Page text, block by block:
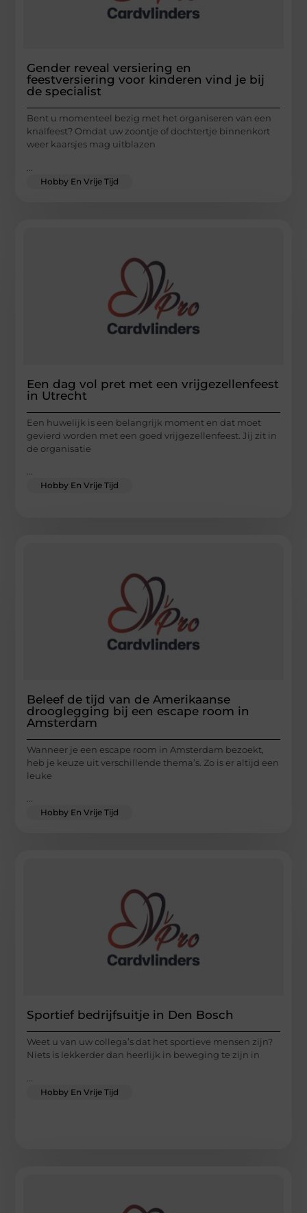
Gender reveal versiering en
feestversiering voor kinderen vind je bij
de specialist
Bent u momenteel bezig met het organiseren van een
knalfeest? Omdat uw zoontje of dochtertje binnenkort
weer kaarsjes mag uitblazen
Hobby En Vrije Tijd
Een dag vol pret met een vrijgezellenfeest
in Utrecht
Een huwelijk is een belangrijk moment en dat moet
gevierd worden met een goed vrijgezellenfeest. Jij zit in
de organisatie
Hobby En Vrije Tijd
Beleef de tijd van de Amerikaanse
drooglegging bij een escape room in
Amsterdam
Wanneer je een escape room in Amsterdam bezoekt,
heb je keuze uit verschillende thema’s. Zo is er altijd een
leuke
...
Hobby En Vrije Tijd
Sportief bedrijfsuitje in Den Bosch
Weet u van uw collega’s dat het sportieve mensen zijn?
Niets is lekkerder dan heerlijk in beweging te zijn in
Hobby En Vrije Tijd